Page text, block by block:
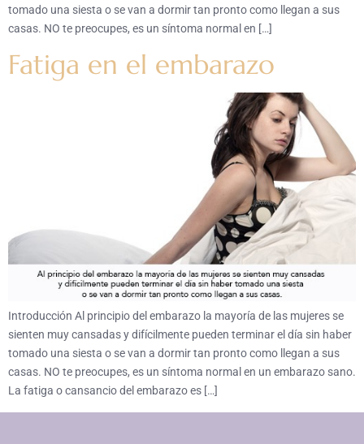
tomado una siesta o se van a dormir tan pronto como llegan a sus
casas. NO te preocupes, es un síntoma normal en […]
Fatiga en el embarazo
Introducción Al principio del embarazo la mayoría de las mujeres se
sienten muy cansadas y difícilmente pueden terminar el día sin haber
tomado una siesta o se van a dormir tan pronto como llegan a sus
casas. NO te preocupes, es un síntoma normal en un embarazo sano.
La fatiga o cansancio del embarazo es […]